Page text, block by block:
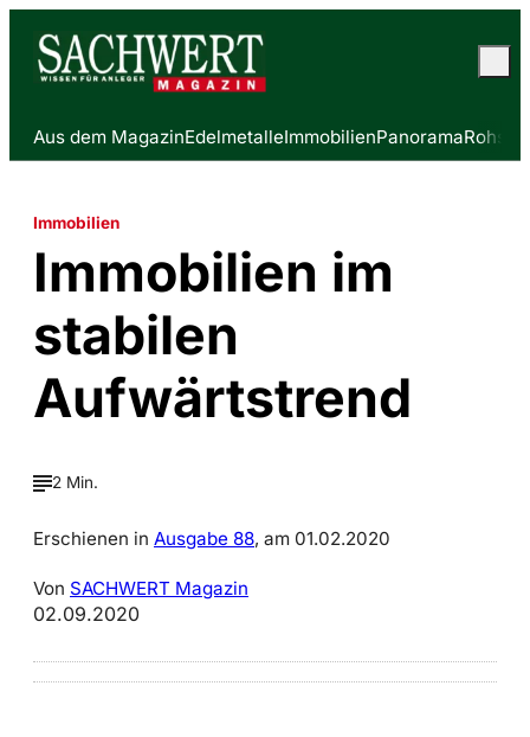
Aus dem MagazinEdelmetalleImmobilienPanorama
Immobilien
Immobilien im
stabilen
Aufwärtstrend
2 Min.
Erschienen in Ausgabe 88, am 01.02.2020
Von SACHWERT Magazin
02.09.2020